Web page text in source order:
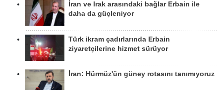
İran ve Irak arasındaki bağlar Erbain ile
daha da güçleniyor
Türk ikram çadırlarında Erbain
ziyaretçilerine hizmet sürüyor
İran: Hürmüz'ün güney rotasını tanımıyoruz